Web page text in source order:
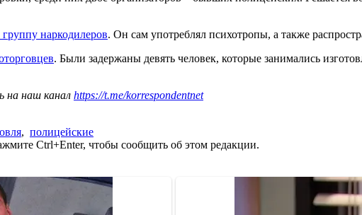
наркодилеров. Он сам употреблял психотропы, а также
. Были задержаны девять человек, которые занимались
на наш канал https://t.me/korrespondentnet
, полицейские
Ctrl+Enter, чтобы сообщить об этом редакции.